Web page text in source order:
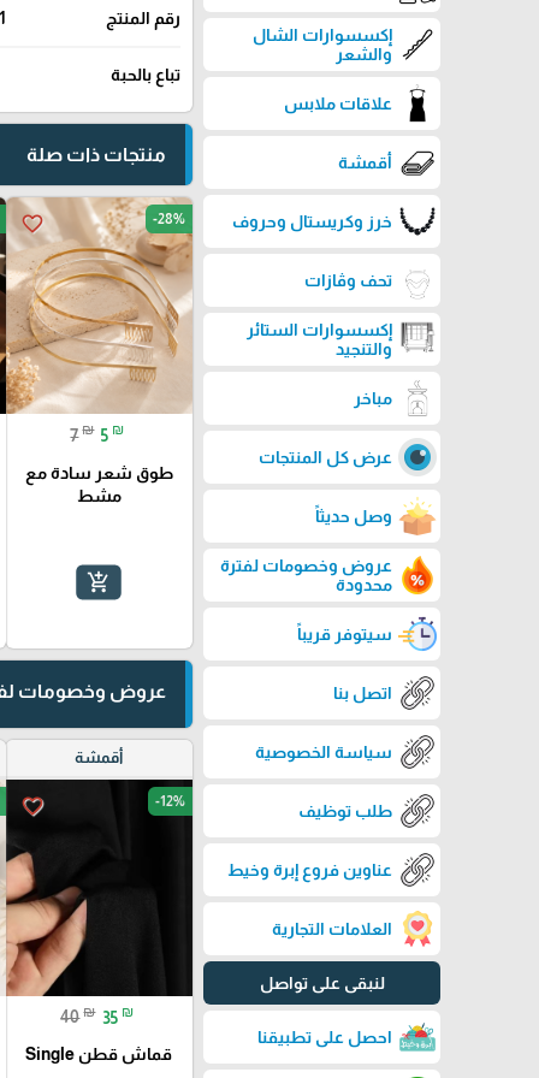
إكسسوارات الشال
والشعر
علاقات ملابس
أقمشة
خرز وكريستال وحروف
تحف وڤازات
إكسسوارات الستائر
والتنجيد
مباخر
عرض كل المنتجات
وصل حديثاً
عروض وخصومات لفترة
محدودة
سيتوفر قريباً
اتصل بنا
سياسة الخصوصية
طلب توظيف
عناوين فروع إبرة وخيط
العلامات التجارية
لنبقى على تواصل
احصل على تطبيقنا
رقم المنتج
تباع بالحبة
منتجات ذات صلة
favorite_border -28%
7 ₪ 5 ₪
طوق شعر سادة مع
مشط
add_shopping_cart
عروض وخصومات
أقمشة
favorite_border -12%
40 ₪ 35 ₪
قماش قطن Single